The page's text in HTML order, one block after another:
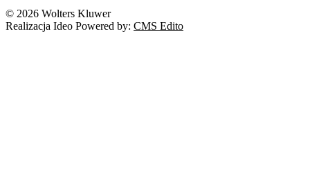
© 2026 Wolters Kluwer
Realizacja Ideo Powered by: CMS Edito